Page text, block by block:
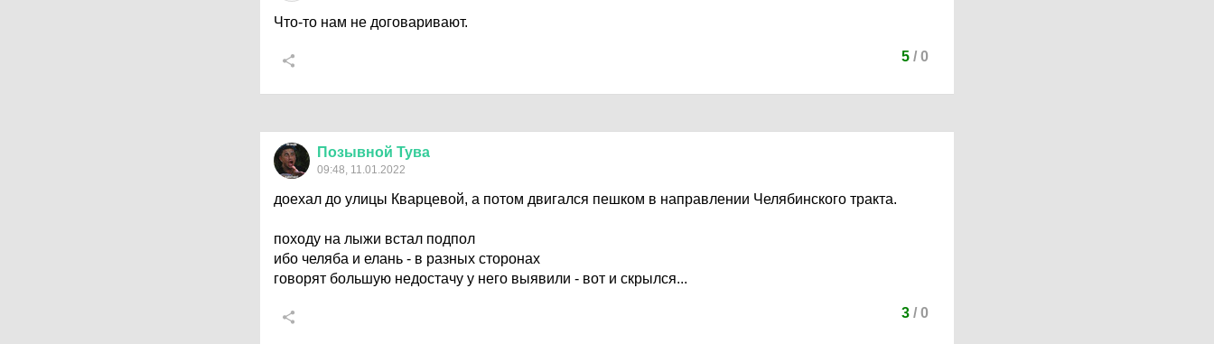
Что-то нам не договаривают.
5/ 0
Позывной Тува
09:48, 11.01.2022
доехал до улицы Кварцевой, а потом двигался пешком в направлении Челябинского тракта.
походу на лыжи встал подпол
ибо челяба и елань - в разных сторонах
говорят большую недостачу у него выявили - вот и скрылся...
3/ 0